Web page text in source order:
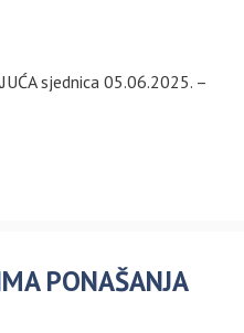
sjednica 05.06.2025. –
PONAŠANJA